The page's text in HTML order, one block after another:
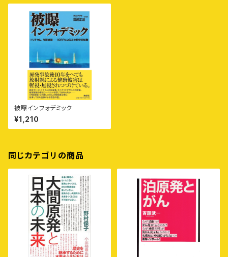
被曝インフォデミック
¥1,210
同じカテゴリの商品